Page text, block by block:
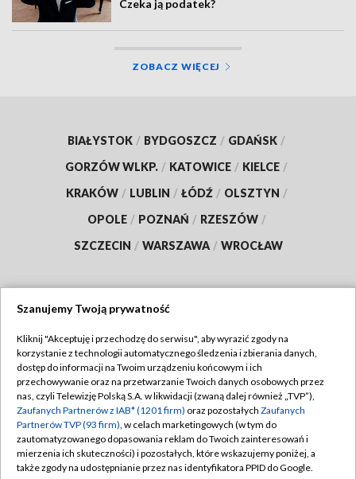
Czeka ją podatek?
ZOBACZ WIĘCEJ
BIAŁYSTOK / BYDGOSZCZ / GDAŃSK /
GORZÓW WLKP. / KATOWICE / KIELCE /
KRAKÓW / LUBLIN / ŁÓDŹ / OLSZTYN /
OPOLE / POZNAŃ / RZESZÓW /
SZCZECIN / WARSZAWA / WROCŁAW
TVP
Abonament TVP
Emisja w TVP
Centrum informacji TVP
Naziemna Telewizja Cyfrowa
Regulamin TVP
Polityka prywatności
Moje zgody
Pomoc
Szanujemy Twoją prywatność
Kliknij "Akceptuję i przechodzę do serwisu", aby wyrazić zgody na
korzystanie z technologii automatycznego śledzenia i zbierania danych,
dostęp do informacji na Twoim urządzeniu końcowym i ich
przechowywanie oraz na przetwarzanie Twoich danych osobowych przez
nas, czyli Telewizję Polską S.A. w likwidacji (zwaną dalej również „TVP”),
Zaufanych Partnerów z IAB* (1201 firm) oraz pozostałych Zaufanych
Partnerów TVP (93 firm), w celach marketingowych (w tym do
zautomatyzowanego dopasowania reklam do Twoich zainteresowań i
mierzenia ich skuteczności) i pozostałych, które wskazujemy poniżej, a
także zgody na udostępnianie przez nas identyfikatora PPID do Google.